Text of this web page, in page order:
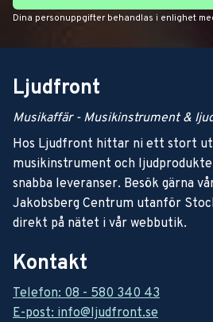
Dina personuppgifter behandlas i enlighet
Ljudfront
Musikaffär - Musikinstrument &
Hos Ljudfront hittar ni ett stort
musikinstrument och
snabba leveranser. Besök gärna
Jakobsberg Centrum utanför
direkt på nätet i vår webbutik.
Kontakt
Telefon: 08 - 580 340 43
E-post: info@ljudfront.se